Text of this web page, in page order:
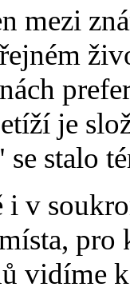
mezi
je
stalo
i v
vidíme